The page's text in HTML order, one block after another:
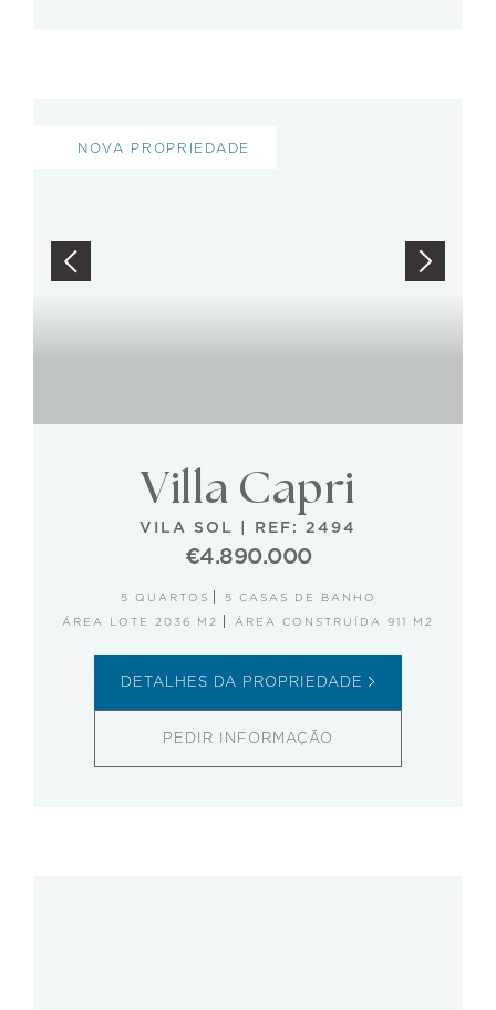
NOVA PROPRIEDADE
Villa Capri
VILA SOL REF: 2494
€4.890.000
5 QUARTOS
5 CASAS DE BANHO
ÁREA LOTE 2036 M2
ÁREA CONSTRUÍDA 911 M2
DETALHES DA PROPRIEDADE
PEDIR INFORMAÇÃO